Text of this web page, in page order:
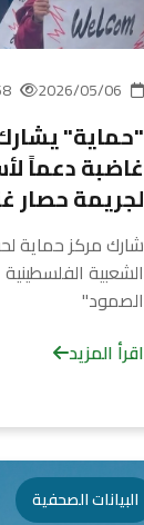
"حماية"
غاضبة دعماً
لجريمة حصار
شارك مركز حماية
الشعبية
الصمود"
اقرأ المزيد
البيانات الصحفية